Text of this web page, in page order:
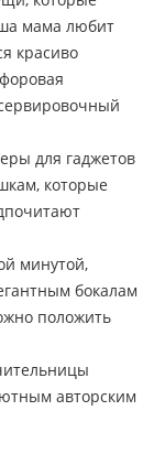
мама любит
красиво
для гаджетов
которые
минутой,
бокалам
положить
авторским